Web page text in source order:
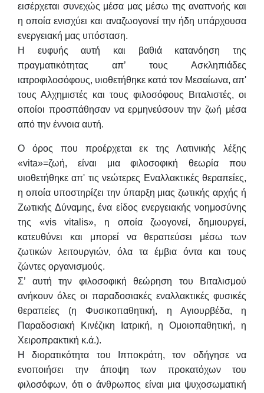
εισέρχεται συνεχώς μέσα μας μέσω της αναπνοής και
η οποία ενισχύει και αναζωογονεί την ήδη υπάρχουσα
ενεργειακή μας υπόσταση.
Η ευφυής αυτή και βαθιά κατανόηση της
πραγματικότητας απ’ τους Ασκληπιάδες
ιατροφιλοσόφους, υιοθετήθηκε κατά τον Μεσαίωνα, απ'
τους Αλχημιστές και τους φιλοσόφους Βιταλιστές, οι
οποίοι προσπάθησαν να ερμηνεύσουν την ζωή μέσα
από την έννοια αυτή.
Ο όρος που προέρχεται εκ της Λατινικής λέξης
«vita»=ζωή, είναι μια φιλοσοφική θεωρία που
υιοθετήθηκε απ' τις νεώτερες Εναλλακτικές θεραπείες,
η οποία υποστηρίζει την ύπαρξη μιας ζωτικής αρχής ή
Ζωτικής Δύναμης, ένα είδος ενεργειακής νοημοσύνης
της «vis vitalis», η οποία ζωογονεί, δημιουργεί,
κατευθύνει και μπορεί να θεραπεύσει μέσω των
ζωτικών λειτουργιών, όλα τα έμβια όντα και τους
ζώντες οργανισμούς.
Σ’ αυτή την φιλοσοφική θεώρηση του Βιταλισμού
ανήκουν όλες οι παραδοσιακές εναλλακτικές φυσικές
θεραπείες (η Φυσικοπαθητική, η Αγιουρβέδα, η
Παραδοσιακή Κινέζικη Ιατρική, η Ομοιοπαθητική, η
Χειροπρακτική κ.ά.).
Η διορατικότητα του Ιπποκράτη, τον οδήγησε να
ενοποιήσει την άποψη των προκατόχων του
φιλοσόφων, ότι ο άνθρωπος είναι μια ψυχοσωματική